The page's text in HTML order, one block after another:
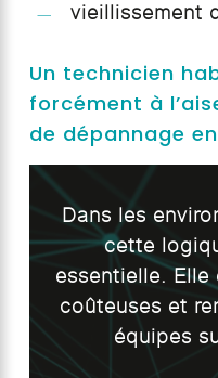
vieillissement
Un technicien
forcément à
de dépannage
Dans les
cette
essentielle.
coûteuses et
équipes